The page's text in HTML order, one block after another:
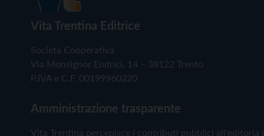
Vita Trentina Editrice
Società Cooperativa
Via Monsignor Endrici, 14 – 38122 Trento
P.IVA e C.F. 00199960220
Amministrazione trasparente
Vita Trentina percepisce i contributi pubblici all'editoria